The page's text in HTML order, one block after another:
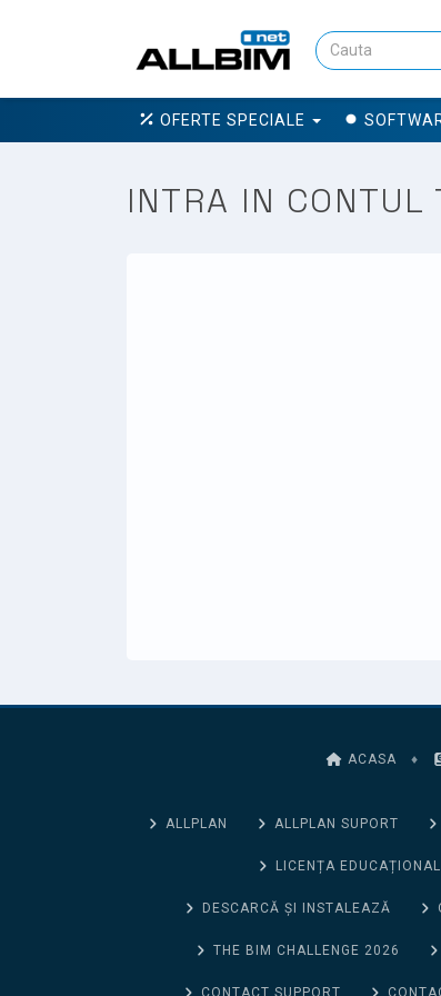
OFERTE SPECIALE
INTRA IN CONTUL
ACASA ♦
ALLPLAN ALLPLAN SUPORT
LICENȚA
DESCARCĂ ȘI INSTALEAZĂ
THE BIM CHALLENGE 2026
CONTACT SUPPORT